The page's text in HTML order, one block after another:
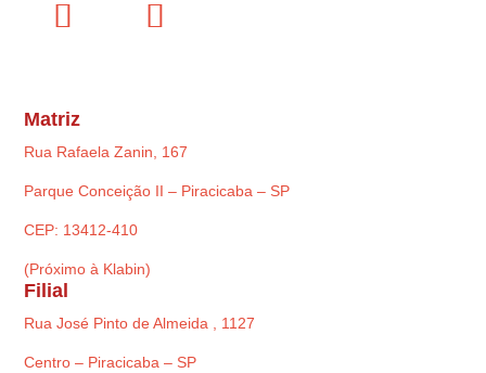
Matriz
Rua Rafaela Zanin, 167
Parque Conceição II – Piracicaba – SP
CEP: 13412-410
(Próximo à Klabin)
Filial
Rua José Pinto de Almeida , 1127
Centro – Piracicaba – SP